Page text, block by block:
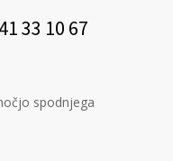
33 10 67
spodnjega